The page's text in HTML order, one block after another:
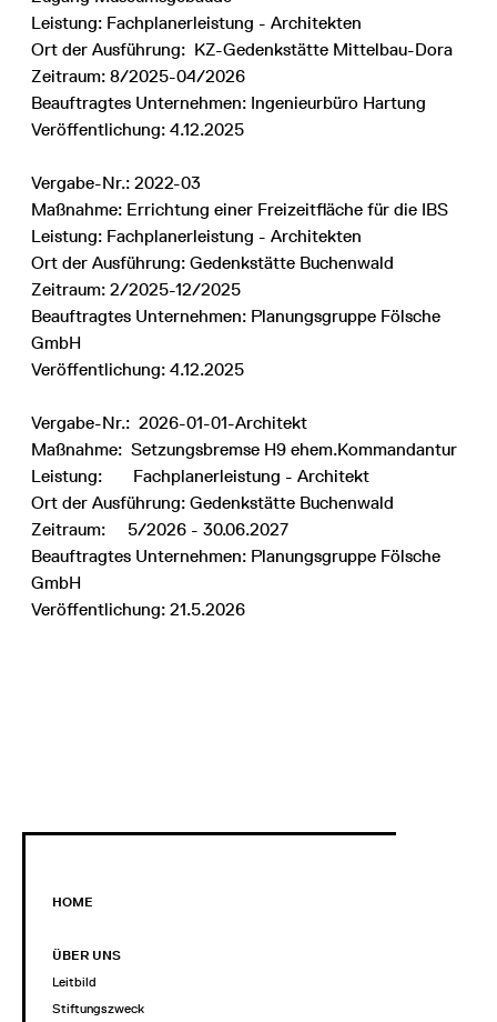
Leistung: Fachplanerleistung - Architekten
Ort der Ausführung: KZ-Gedenkstätte Mittelbau-Dora
Zeitraum: 8/2025-04/2026
Beauftragtes Unternehmen: Ingenieurbüro Hartung
Veröffentlichung: 4.12.2025
Vergabe-Nr.: 2022-03
Maßnahme: Errichtung einer Freizeitfläche für die IBS
Leistung: Fachplanerleistung - Architekten
Ort der Ausführung: Gedenkstätte Buchenwald
Zeitraum: 2/2025-12/2025
Beauftragtes Unternehmen: Planungsgruppe Fölsche
GmbH
Veröffentlichung: 4.12.2025
Vergabe-Nr.: 2026-01-01-Architekt
Maßnahme: Setzungsbremse H9 ehem.Kommandantur
Leistung: Fachplanerleistung - Architekt
Ort der Ausführung: Gedenkstätte Buchenwald
Zeitraum: 5/2026 - 30.06.2027
Beauftragtes Unternehmen: Planungsgruppe Fölsche
GmbH
Veröffentlichung: 21.5.2026
HOME
ÜBER UNS
Leitbild
Stiftungszweck